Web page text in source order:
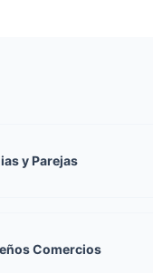
y Parejas
Comercios